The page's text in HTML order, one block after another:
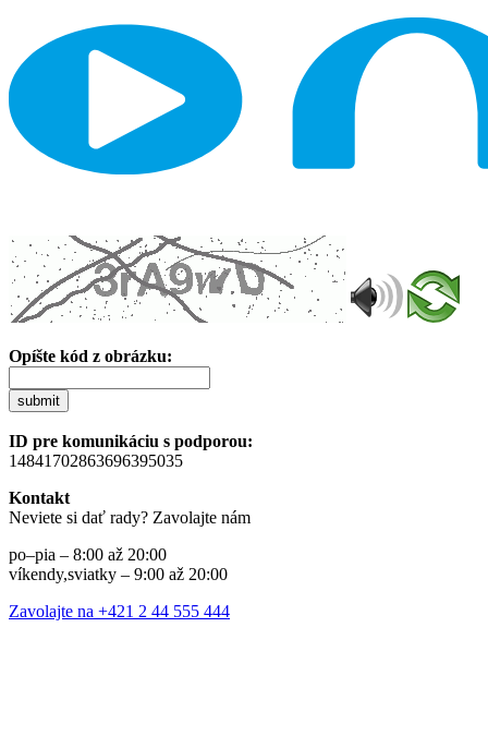
Opíšte kód z obrázku:
submit
ID pre komunikáciu s podporou:
14841702863696395035
Kontakt
Neviete si dať rady? Zavolajte nám
po–pia – 8:00 až 20:00
víkendy,sviatky – 9:00 až 20:00
Zavolajte na +421 2 44 555 444